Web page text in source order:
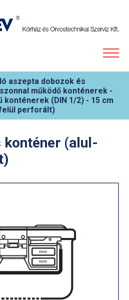
aszepta dobozok és
működő konténerek -
konténerek (DIN 1/2) - 15 cm
perforált)
konténer (alul-